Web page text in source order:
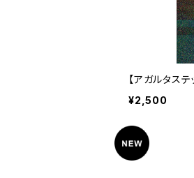
【アガルタス
¥2,500